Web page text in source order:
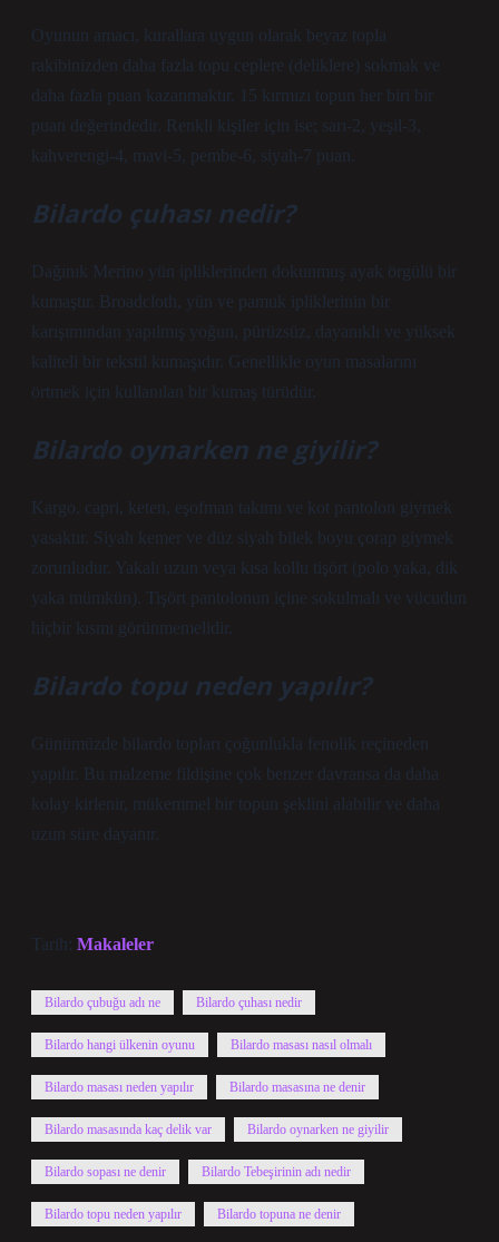
Oyunun amacı, kurallara uygun olarak beyaz topla
rakibinizden daha fazla topu ceplere (deliklere) sokmak ve
daha fazla puan kazanmaktır. 15 kırmızı topun her biri bir
puan değerindedir. Renkli kişiler için ise; sarı-2, yeşil-3,
kahverengi-4, mavi-5, pembe-6, siyah-7 puan.
Bilardo çuhası nedir?
Dağınık Merino yün ipliklerinden dokunmuş ayak örgülü bir
kumaştır. Broadcloth, yün ve pamuk ipliklerinin bir
karışımından yapılmış yoğun, pürüzsüz, dayanıklı ve yüksek
kaliteli bir tekstil kumaşıdır. Genellikle oyun masalarını
örtmek için kullanılan bir kumaş türüdür.
Bilardo oynarken ne giyilir?
Kargo, capri, keten, eşofman takımı ve kot pantolon giymek
yasaktır. Siyah kemer ve düz siyah bilek boyu çorap giymek
zorunludur. Yakalı uzun veya kısa kollu tişört (polo yaka, dik
yaka mümkün). Tişört pantolonun içine sokulmalı ve vücudun
hiçbir kısmı görünmemelidir.
Bilardo topu neden yapılır?
Günümüzde bilardo topları çoğunlukla fenolik reçineden
yapılır. Bu malzeme fildişine çok benzer davransa da daha
kolay kirlenir, mükemmel bir topun şeklini alabilir ve daha
uzun süre dayanır.
Tarih: Makaleler
Bilardo çubuğu adı ne Bilardo çuhası nedir
Bilardo hangi ülkenin oyunu Bilardo masası nasıl olmalı
Bilardo masası neden yapılır Bilardo masasına ne denir
Bilardo masasında kaç delik var Bilardo oynarken ne giyilir
Bilardo sopası ne denir Bilardo Tebeşirinin adı nedir
Bilardo topu neden yapılır Bilardo topuna ne denir